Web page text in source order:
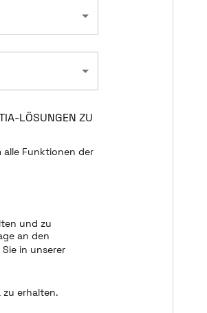
LÖSUNGEN ZU
alle Funktionen der
und zu
an den
in unserer
erhalten.